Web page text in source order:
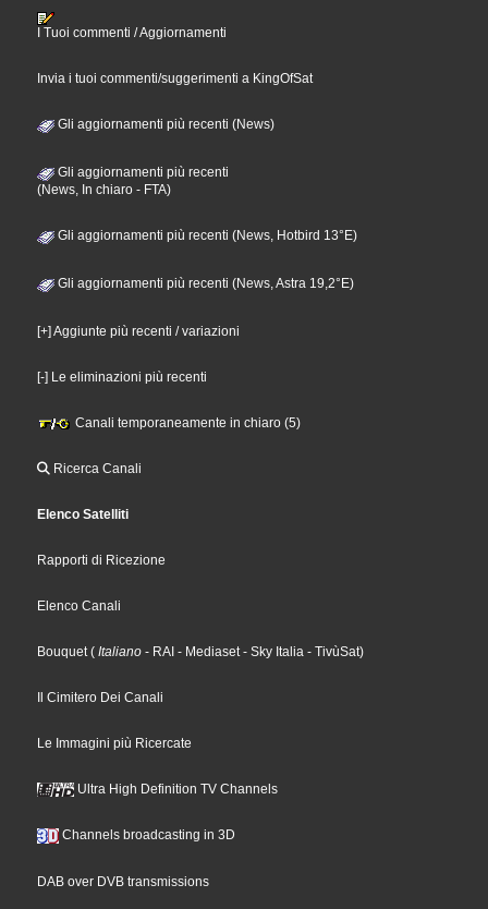
I Tuoi commenti / Aggiornamenti
Invia i tuoi commenti/suggerimenti a KingOfSat
Gli aggiornamenti più recenti (News)
Gli aggiornamenti più recenti
(News, In chiaro - FTA)
Gli aggiornamenti più recenti (News, Hotbird 13°E)
Gli aggiornamenti più recenti (News, Astra 19,2°E)
[+] Aggiunte più recenti / variazioni
[-] Le eliminazioni più recenti
Canali temporaneamente in chiaro (5)
Ricerca Canali
Elenco Satelliti
Rapporti di Ricezione
Elenco Canali
Bouquet ( Italiano - RAI - Mediaset - Sky Italia - TivùSat)
Il Cimitero Dei Canali
Le Immagini più Ricercate
Ultra High Definition TV Channels
Channels broadcasting in 3D
DAB over DVB transmissions